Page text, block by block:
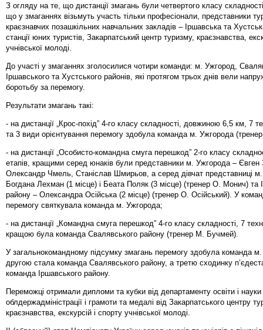
З огляду на те, що дистанції змагань були четвертого класу
що у змаганнях візьмуть участь тільки професіонали, представники
краєзнавчих позашкільних навчальних закладів – Іршавська та
станції юних туристів, Закарпатський центр туризму, краєзнавства,
учнівської молоді.
До участі у змаганнях зголосилися чотири команди: м. Ужгород,
Іршавського та Хустського районів, які протягом трьох днів вели
боротьбу за перемогу.
Результати змагань такі:
- на дистанції „Крос-похід” 4-го класу складності, довжиною 6,5 км, 7
та 3 види орієнтування перемогу здобула команда м. Ужгорода
- на дистанції „Особисто-командна смуга перешкод” 2-го класу
етапів, кращими серед юнаків були представники м. Ужгорода – Євген
Олександр Чмель, Станіслав Шмирьов, а серед дівчат представниці
Богдана Лехман (1 місце) і Беата Поляк (3 місце) (тренер О. Монич) та
району – Олександра Осійська (2 місце) (тренер О. Осійський). У
перемогу святкувала команда м. Ужгорода;
- на дистанції „Командна смуга перешкод” 4-го класу складності, 7
кращою була команда Свалявського району (тренер М. Бучмей).
У загальнокомандному підсумку змагань перемогу здобула команда
другою стала команда Свалявського району, а третю сходинку
команда Іршавського району.
Переможці отримали дипломи та кубки від департаменту освіти і науки
облдержадміністрації і грамоти та медалі від Закарпатського центру
краєзнавства, екскурсій і спорту учнівської молоді.